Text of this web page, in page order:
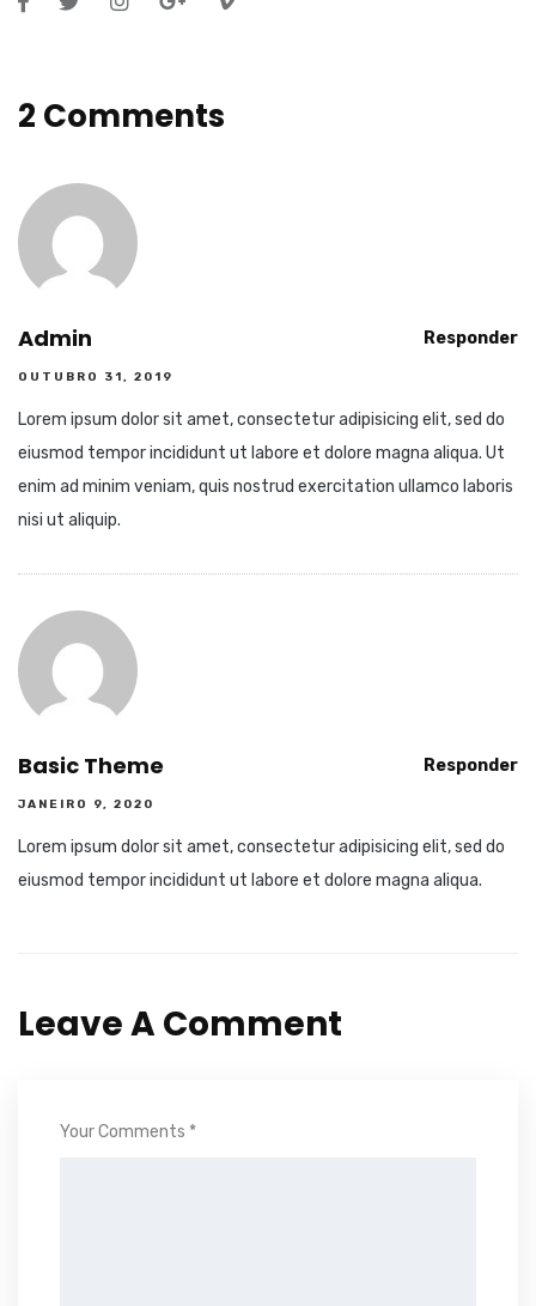
2 Comments
Admin
OUTUBRO 31, 2019
Responder
Lorem ipsum dolor sit amet, consectetur adipisicing elit, sed do
eiusmod tempor incididunt ut labore et dolore magna aliqua. Ut
enim ad minim veniam, quis nostrud exercitation ullamco laboris
nisi ut aliquip.
Basic Theme
JANEIRO 9, 2020
Responder
Lorem ipsum dolor sit amet, consectetur adipisicing elit, sed do
eiusmod tempor incididunt ut labore et dolore magna aliqua.
Leave A Comment
Your Comments *